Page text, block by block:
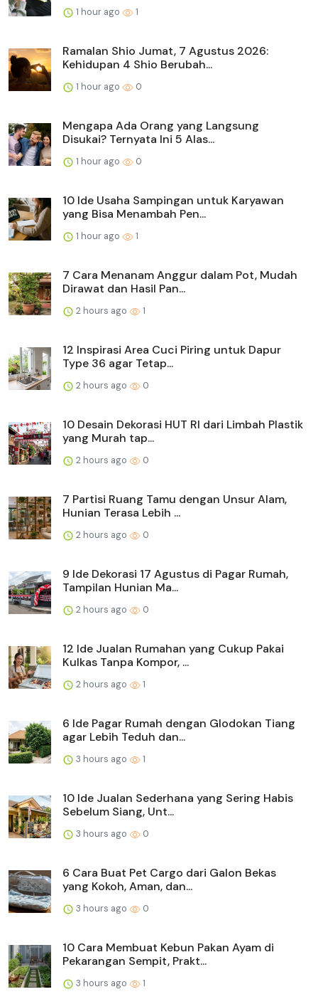
1 hour ago 1
Ramalan Shio Jumat, 7 Agustus 2026:
Kehidupan 4 Shio Berubah...
1 hour ago 0
Mengapa Ada Orang yang Langsung
Disukai? Ternyata Ini 5 Alas...
1 hour ago 0
10 Ide Usaha Sampingan untuk Karyawan
yang Bisa Menambah Pen...
1 hour ago 1
7 Cara Menanam Anggur dalam Pot, Mudah
Dirawat dan Hasil Pan...
2 hours ago 1
12 Inspirasi Area Cuci Piring untuk Dapur
Type 36 agar Tetap...
2 hours ago 0
10 Desain Dekorasi HUT RI dari Limbah Plastik
yang Murah tap...
2 hours ago 0
7 Partisi Ruang Tamu dengan Unsur Alam,
Hunian Terasa Lebih ...
2 hours ago 0
9 Ide Dekorasi 17 Agustus di Pagar Rumah,
Tampilan Hunian Ma...
2 hours ago 0
12 Ide Jualan Rumahan yang Cukup Pakai
Kulkas Tanpa Kompor, ...
2 hours ago 1
6 Ide Pagar Rumah dengan Glodokan Tiang
agar Lebih Teduh dan...
3 hours ago 1
10 Ide Jualan Sederhana yang Sering Habis
Sebelum Siang, Unt...
3 hours ago 0
6 Cara Buat Pet Cargo dari Galon Bekas
yang Kokoh, Aman, dan...
3 hours ago 0
10 Cara Membuat Kebun Pakan Ayam di
Pekarangan Sempit, Prakt...
3 hours ago 1